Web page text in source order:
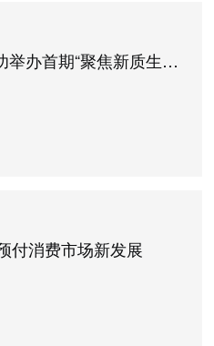
中原动态 | 中原信托成功举办首期“聚焦新质生产力，信托赋能科技金融”研讨沙龙
付消费市场新发展